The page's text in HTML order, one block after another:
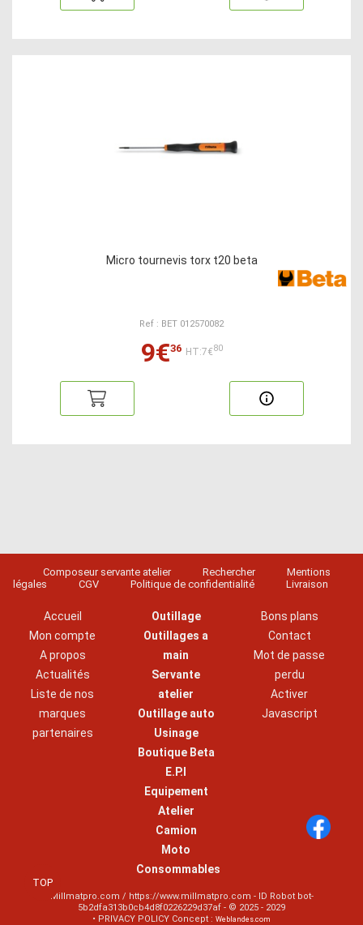
Micro tournevis torx t20 beta
Ref : BET 012570082
9€36 HT:7€80
Composeur servante atelier Rechercher
Mentions
légales
CGV Politique de confidentialité Livraison
Accueil
Mon compte
A propos
Actualités
Liste de nos
marques
partenaires
Outillage
Outillages a
main
Servante
atelier
Outillage auto
Usinage
Boutique Beta
E.P.I
Equipement
Atelier
Camion
Moto
Consommables
Bons plans
Contact
Mot de passe
perdu
Activer
Javascript
Millmatpro.com / https://www.millmatpro.com - ID Robot bot-
5b2dfa313b0cb4d8f0226229d37af - © 2025 - 2029
• PRIVACY POLICY Concept : Weblandes.com
TOP